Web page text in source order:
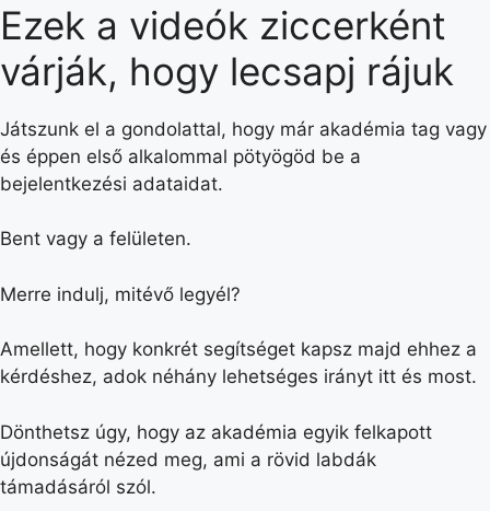
Ezek a videók ziccerként
várják, hogy lecsapj rájuk
Játszunk el a gondolattal, hogy már akadémia tag vagy
és éppen első alkalommal pötyögöd be a
bejelentkezési adataidat.
Bent vagy a felületen.
Merre indulj, mitévő legyél?
Amellett, hogy konkrét segítséget kapsz majd ehhez a
kérdéshez, adok néhány lehetséges irányt itt és most.
Dönthetsz úgy, hogy az akadémia egyik felkapott
újdonságát nézed meg, ami a rövid labdák
támadásáról szól.